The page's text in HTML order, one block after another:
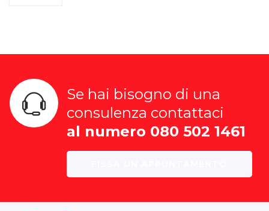
Se hai bisogno di una
consulenza contattaci
al numero 080 502 1461